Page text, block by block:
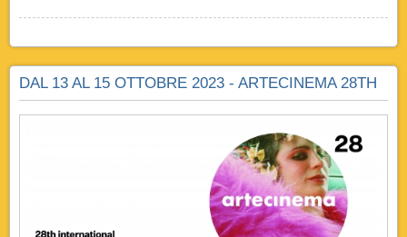
DAL 13 AL 15 OTTOBRE 2023 - ARTECINEMA 28TH